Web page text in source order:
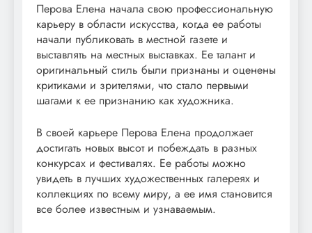
Перова Елена начала свою профессиональную
карьеру в области искусства, когда ее работы
начали публиковать в местной газете и
выставлять на местных выставках. Ее талант и
оригинальный стиль были признаны и оценены
критиками и зрителями, что стало первыми
шагами к ее признанию как художника.
В своей карьере Перова Елена продолжает
достигать новых высот и побеждать в разных
конкурсах и фестивалях. Ее работы можно
увидеть в лучших художественных галереях и
коллекциях по всему миру, а ее имя становится
все более известным и узнаваемым.